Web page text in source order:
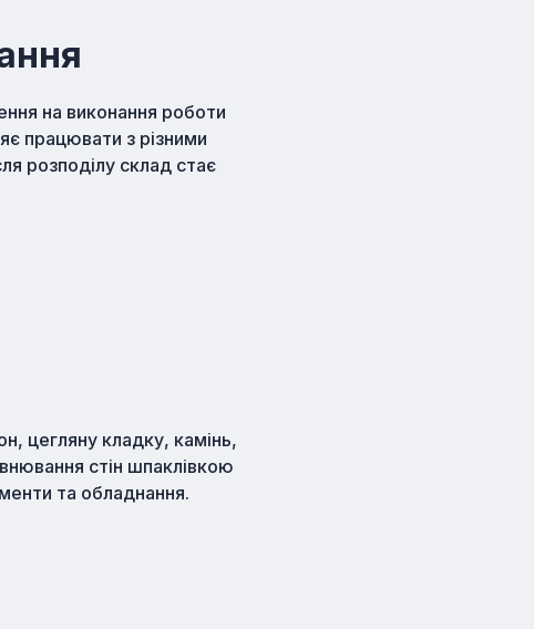
на виконання роботи
працювати з різними
розподілу склад стає
цегляну кладку, камінь,
стін шпаклівкою
та обладнання.